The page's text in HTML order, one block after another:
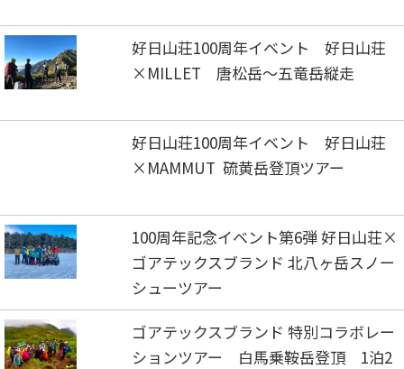
好日山荘100周年イベント 好日山荘
×MILLET 唐松岳～五竜岳縦走
好日山荘100周年イベント 好日山荘
×MAMMUT 硫黄岳登頂ツアー
100周年記念イベント第6弾 好日山荘×
ゴアテックスブランド 北八ヶ岳スノー
シューツアー
ゴアテックスブランド 特別コラボレー
ションツアー 白馬乗鞍岳登頂 1泊2